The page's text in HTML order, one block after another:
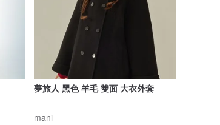
夢旅人 黑色 羊毛 雙面 大衣外套
mani